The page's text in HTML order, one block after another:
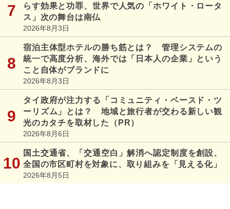
らす効果と功罪、世界で人気の「ホワイト・ロータ
ス」次の舞台は南仏
2026年8月3日
宿泊主体型ホテルの勝ち筋とは？ 管理システムの
統一で高度分析、海外では「日本人の企業」という
こと自体がブランドに
2026年8月3日
タイ政府が注力する「コミュニティ・ベースド・ツ
ーリズム」とは？ 地域と旅行者が交わる新しい観
光のカタチを取材した（PR）
2026年8月6日
国土交通省、「交通空白」解消へ認定制度を創設、
全国の市区町村を対象に、取り組みを「見える化」
2026年8月5日